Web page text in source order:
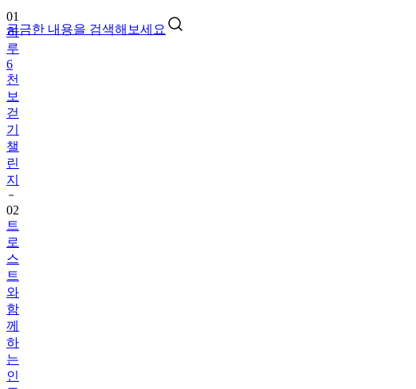
궁금한 내용을 검색해보세요
루
6
천
보
걷
기
챌
린
지
02
트
로
스
트
와
함
께
하
는
인
증
샷